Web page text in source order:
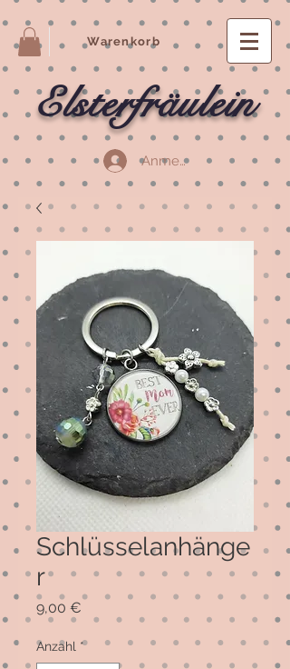
Warenkorb
Elsterfräulein
Anmelden
Schlüsselanhänge
r
9,00 €
Anzahl *